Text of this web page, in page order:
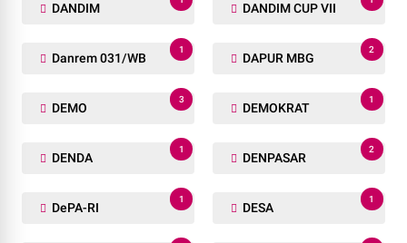
DANDIM DANDIM CUP VII
Danrem 031/WB
1
DAPUR MBG
2
DEMO
3
DEMOKRAT
1
DENDA
1
DENPASAR
2
DePA-RI
1
DESA
1